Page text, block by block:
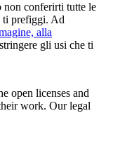
non conferirti tutte le
ti prefiggi. Ad
alla
gli usi che ti
open licenses and
work. Our legal